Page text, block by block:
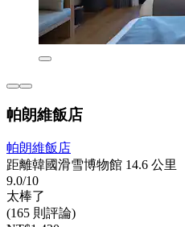
帕朗維飯店
帕朗維飯店
距離韓國滑雪博物館 14.6 公里
9.0/10
太棒了
(165 則評論)